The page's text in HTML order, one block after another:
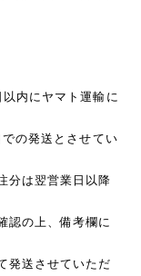
内にヤマト運輸に
の発送とさせてい
分は翌営業日以降
認の上、備考欄に
発送させていただ